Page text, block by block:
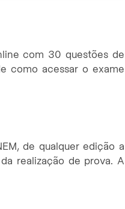
com 30 questões de
como acessar o exame
de qualquer edição a
realização de prova. A